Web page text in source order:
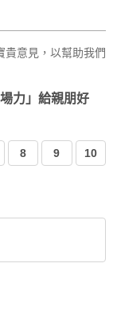
貴意見，以幫助我們
力」給親朋好
8 9 10